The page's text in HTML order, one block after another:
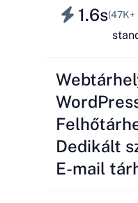
1.6s(47K+
Dedikált
E-mail